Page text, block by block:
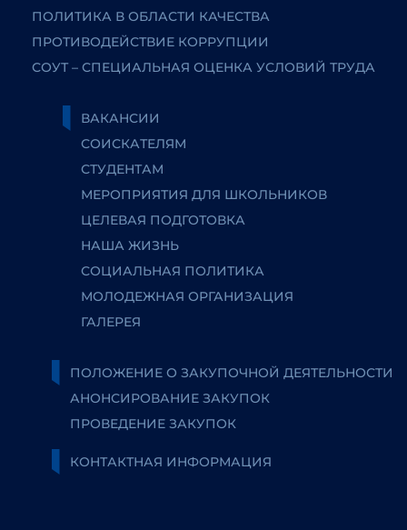
ПОЛИТИКА В ОБЛАСТИ КАЧЕСТВА
ПРОТИВОДЕЙСТВИЕ КОРРУПЦИИ
СОУТ – СПЕЦИАЛЬНАЯ ОЦЕНКА УСЛОВИЙ ТРУДА
ВАКАНСИИ
СОИСКАТЕЛЯМ
СТУДЕНТАМ
МЕРОПРИЯТИЯ ДЛЯ ШКОЛЬНИКОВ
ЦЕЛЕВАЯ ПОДГОТОВКА
НАША ЖИЗНЬ
СОЦИАЛЬНАЯ ПОЛИТИКА
МОЛОДЕЖНАЯ ОРГАНИЗАЦИЯ
ГАЛЕРЕЯ
ПОЛОЖЕНИЕ О ЗАКУПОЧНОЙ ДЕЯТЕЛЬНОСТИ
АНОНСИРОВАНИЕ ЗАКУПОК
ПРОВЕДЕНИЕ ЗАКУПОК
КОНТАКТНАЯ ИНФОРМАЦИЯ